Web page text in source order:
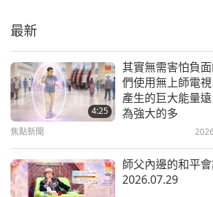
感！
上帝旨意在世間成就的法緣已具足
協力消弭未來的災難，如此我們便
上帝為地球規劃的輝煌未來—那是
堂，在那裡，所有眾生都能在愛與仁
成長並備受尊榮。無上師電視台正領
來，願世人皆能善用此殊勝工具，透
用無上師電視台加大版，加持他們的
分享透過播放無
生的正面轉變
分享使用無上師電
最新
4:25
其實無需害怕負
們使用無上師電
產生的巨大能量
為強大的多
焦點新聞
師父內邊的和平會
2026.07.29